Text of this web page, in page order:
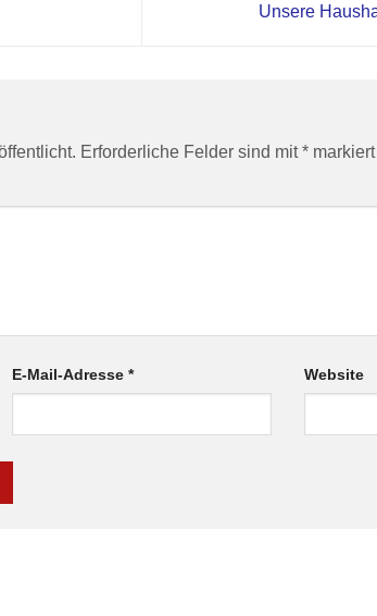
Unsere
Erforderliche Felder sind mit* markiert
E-Mail-Adresse* Website